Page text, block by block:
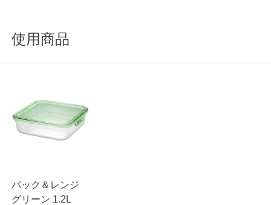
使用商品
パック＆レンジ
グリーン 1.2L